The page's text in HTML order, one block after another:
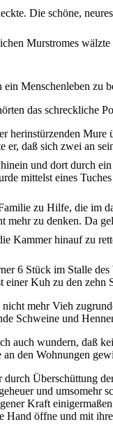
Die schöne,
Murstromes
Menschenleben zu
das schreckliche
herinstürzenden
er, daß sich zwei an
und dort durch
mittelst eines
zu Hilfe, die im
mehr zu denken. Da
Kammer hinauf zu
6 Stück im Stalle des
Kuh zu den zehn
mehr Vieh
Schweine und
auch wundern, daß
an den Wohnungen
durch Überschüttung
und
Kraft
Hand öffne und mit